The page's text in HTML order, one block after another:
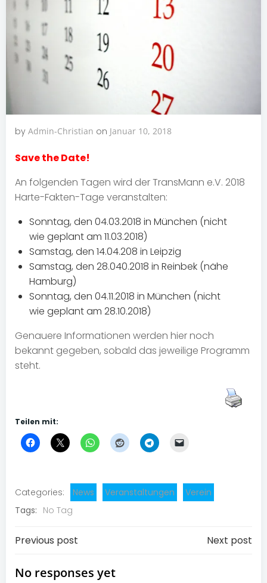
by Admin-Christian on Januar 10, 2018
Save the Date!
An folgenden Tagen wird der TransMann e.V. 2018
Harte-Fakten-Tage veranstalten:
Sonntag, den 04.03.2018 in München (nicht
wie geplant am 11.03.2018)
Samstag, den 14.04.208 in Leipzig
Samstag, den 28.040.2018 in Reinbek (nähe
Hamburg)
Sonntag, den 04.11.2018 in München (nicht
wie geplant am 28.10.2018)
Genauere Informationen werden hier noch
bekannt gegeben, sobald das jeweilige Programm
steht.
Teilen mit:
Categories: News Veranstaltungen
Verein
Tags: No Tag
Post
navigation
Previous post Next post
No responses yet